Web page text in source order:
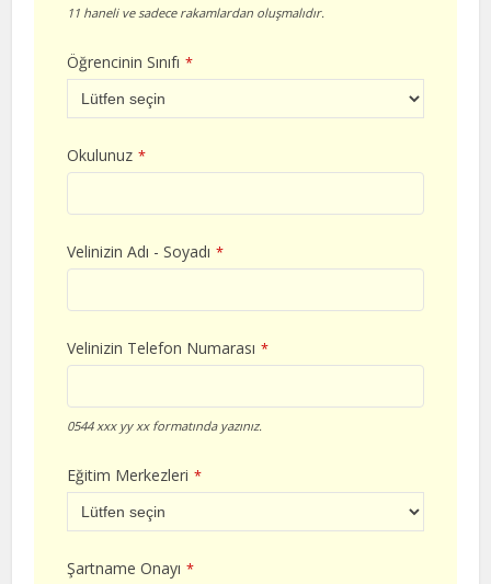
11 haneli ve sadece rakamlardan oluşmalıdır.
Öğrencinin Sınıfı *
Okulunuz *
Velinizin Adı - Soyadı *
Velinizin Telefon Numarası *
0544 xxx yy xx formatında yazınız.
Eğitim Merkezleri *
Şartname Onayı *